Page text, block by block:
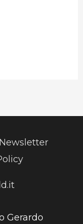
Newsletter
Gerardo